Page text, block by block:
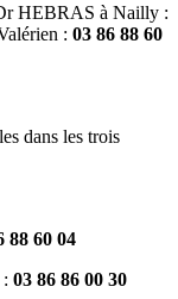
HEBRAS à Nailly :
: 03 86 88 60
dans les trois
88 60 04
03 86 86 00 30